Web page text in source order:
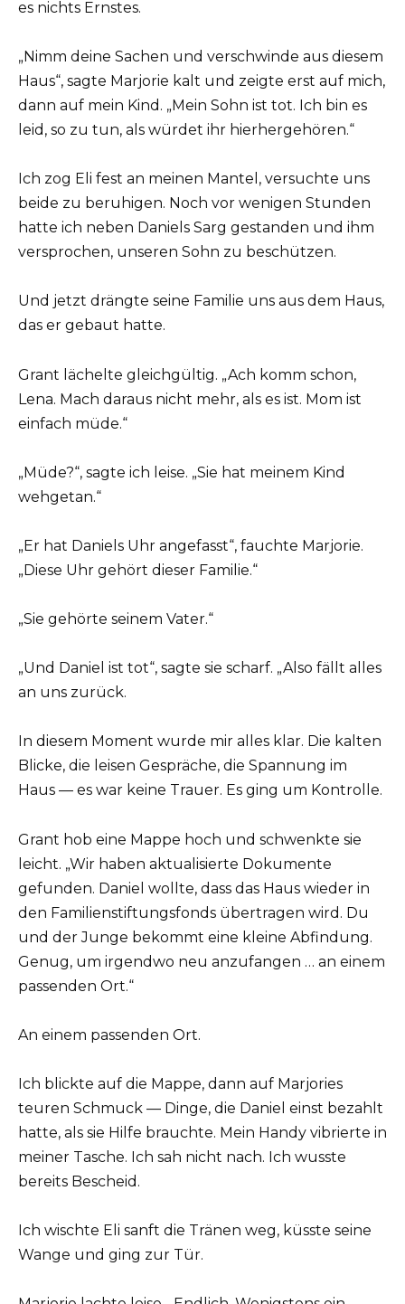
es nichts Ernstes.
„Nimm deine Sachen und verschwinde aus diesem
Haus“, sagte Marjorie kalt und zeigte erst auf mich,
dann auf mein Kind. „Mein Sohn ist tot. Ich bin es
leid, so zu tun, als würdet ihr hierhergehören.“
Ich zog Eli fest an meinen Mantel, versuchte uns
beide zu beruhigen. Noch vor wenigen Stunden
hatte ich neben Daniels Sarg gestanden und ihm
versprochen, unseren Sohn zu beschützen.
Und jetzt drängte seine Familie uns aus dem Haus,
das er gebaut hatte.
Grant lächelte gleichgültig. „Ach komm schon,
Lena. Mach daraus nicht mehr, als es ist. Mom ist
einfach müde.“
„Müde?“, sagte ich leise. „Sie hat meinem Kind
wehgetan.“
„Er hat Daniels Uhr angefasst“, fauchte Marjorie.
„Diese Uhr gehört dieser Familie.“
„Sie gehörte seinem Vater.“
„Und Daniel ist tot“, sagte sie scharf. „Also fällt alles
an uns zurück.
In diesem Moment wurde mir alles klar. Die kalten
Blicke, die leisen Gespräche, die Spannung im
Haus — es war keine Trauer. Es ging um Kontrolle.
Grant hob eine Mappe hoch und schwenkte sie
leicht. „Wir haben aktualisierte Dokumente
gefunden. Daniel wollte, dass das Haus wieder in
den Familienstiftungsfonds übertragen wird. Du
und der Junge bekommt eine kleine Abfindung.
Genug, um irgendwo neu anzufangen … an einem
passenden Ort.“
An einem passenden Ort.
Ich blickte auf die Mappe, dann auf Marjories
teuren Schmuck — Dinge, die Daniel einst bezahlt
hatte, als sie Hilfe brauchte. Mein Handy vibrierte in
meiner Tasche. Ich sah nicht nach. Ich wusste
bereits Bescheid.
Ich wischte Eli sanft die Tränen weg, küsste seine
Wange und ging zur Tür.